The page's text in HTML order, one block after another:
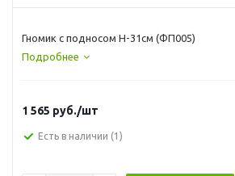
Гномик с подносом H-31см (ФП005)
Подробнее
1 565 руб./шт
Есть в наличии (1)